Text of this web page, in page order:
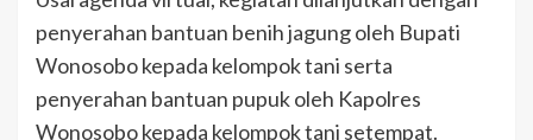
penyerahan bantuan benih jagung oleh Bupati
Wonosobo kepada kelompok tani serta
penyerahan bantuan pupuk oleh Kapolres
Wonosobo kepada kelompok tani setempat.